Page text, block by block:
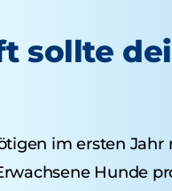
sollte
im ersten
Hunde